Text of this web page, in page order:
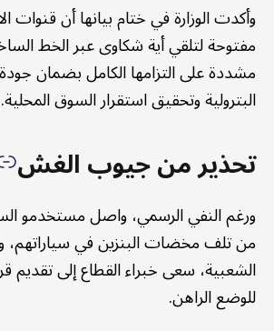
وأكدت الوزارة في ختام بيانها أن قنوات
مشددة على التزامها الكامل بضمان
البترولية وتحقيق استقرار السوق المحلية.
تحذير من جيوب الغش
ورغم النفي الرسمي، واصل مستخدمو
من تلف مخضات البنزين في سياراتهم،
الشعبية، سعى خبراء القطاع إلى تقديم
للوضع الراهن.